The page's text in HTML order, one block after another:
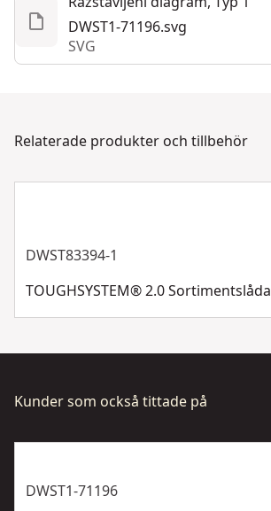
Ursprungsland
via chatt, formulär eller telefon.
Kundsupport
DWST1-71196.svg
SVG
Relaterade produkter och tillbehör
DWST83394-1
TOUGHSYSTEM® 2.0 Sortimentslåda
Kunder som också tittade på
DWST1-71196